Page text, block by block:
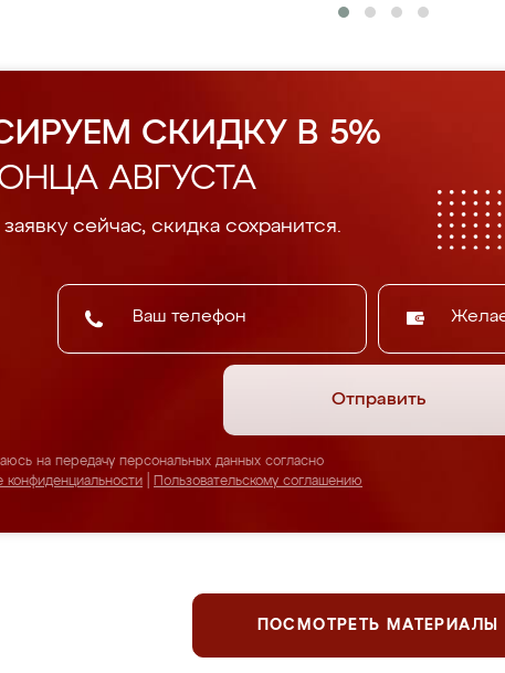
СКИДКУ В 5%
АВГУСТА
сейчас, скидка сохранится.
Отправить
на передачу персональных данных согласно
конфиденциальности
Пользовательскому соглашению
ПОСМОТРЕТЬ МАТЕРИАЛЫ